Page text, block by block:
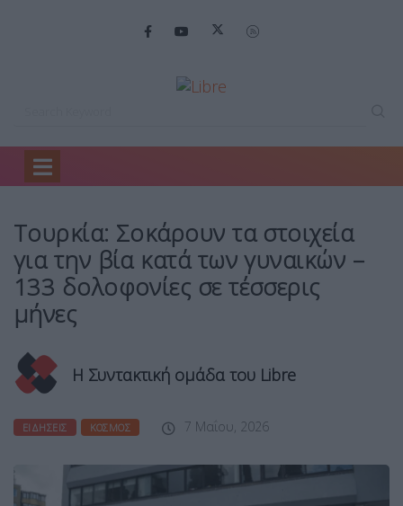
Home
Τουρκία: Σοκάρουν τα στοιχεία
για την βία κατά των γυναικών –
133 δολοφονίες σε τέσσερις
μήνες
Η Συντακτική ομάδα του Libre
ΕΙΔΉΣΕΙΣ ΚΌΣΜΟΣ 7 Μαΐου, 2026